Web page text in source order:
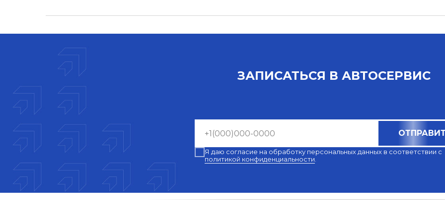
ЗАПИСАТЬСЯ В АВТОСЕРВИС
Я даю согласие на обработку персональных данных в соответствии с
политикой конфиденциальности